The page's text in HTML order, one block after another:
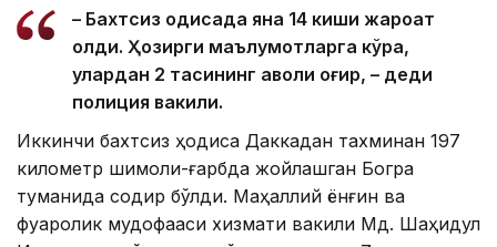
– Бахтсиз ҳодисада яна 14 киши жароҳат
олди. Ҳозирги маълумотларга кўра,
улардан 2 тасининг аҳволи оғир, – деди
полиция вакили.
Иккинчи бахтсиз ҳодиса Даккадан тахминан 197
километр шимоли-ғарбда жойлашган Богра
туманида содир бўлди. Маҳаллий ёнғин ва
фуқаролик мудофааси хизмати вакили Мд. Шаҳидул